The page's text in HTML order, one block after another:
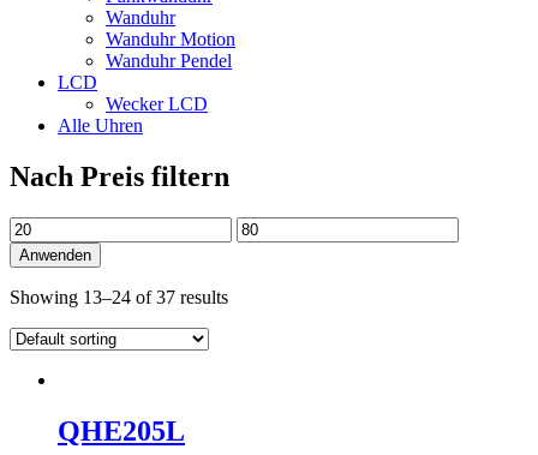
Wanduhr
Wanduhr Motion
Wanduhr Pendel
LCD
Wecker LCD
Alle Uhren
Nach Preis filtern
Anwenden
Showing 13–24 of 37 results
QHE205L